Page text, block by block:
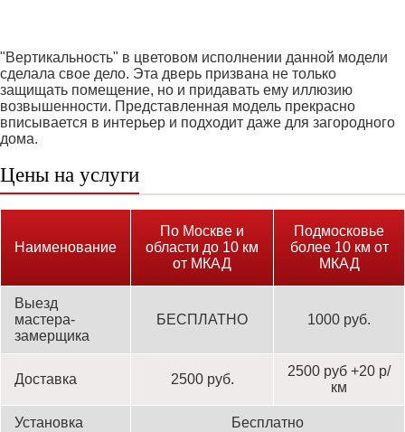
"Вертикальность" в цветовом исполнении данной модели
сделала свое дело. Эта дверь призвана не только
защищать помещение, но и придавать ему иллюзию
возвышенности. Представленная модель прекрасно
вписывается в интерьер и подходит даже для загородного
дома.
Цены на услуги
Наименование
По Москве и
области до 10 км
от МКАД
Подмосковье
более 10 км от
МКАД
Выезд
мастера-
замерщика
БЕСПЛАТНО 1000 руб.
Доставка 2500 руб.
2500 руб +20 р/
км
Установка Бесплатно